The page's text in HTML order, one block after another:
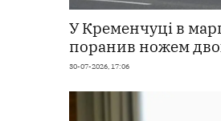
У Кременчуці в
поранив ножем
30-07-2026, 17:06